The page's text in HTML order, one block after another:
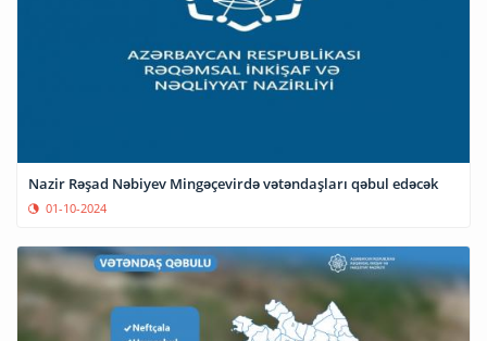
Nazir Rəşad Nəbiyev Mingəçevirdə vətəndaşları qəbul edəcək
01-10-2024